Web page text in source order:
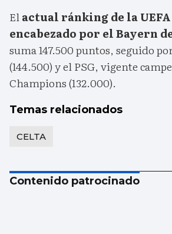
Elactual ránking de la
encabezado por el Bayern
suma 147.500 puntos, seguido
(144.500) y el PSG, vigente
Champions (132.000).
Temas relacionados
CELTA
Contenido patrocinado